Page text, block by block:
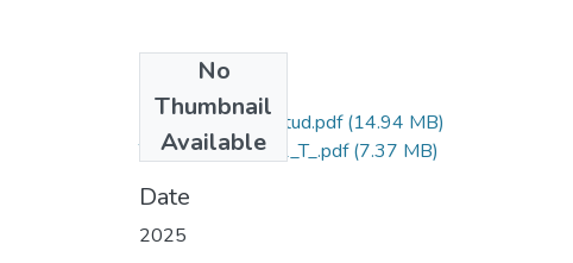
No
Thumbnail
Available
Grado de Similitud.pdf(14.94 MB)
T036_45485932_T_.pdf(7.37 MB)
Date
2025